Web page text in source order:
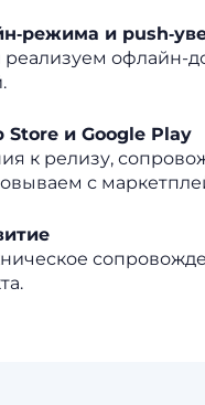
и
офлайн-
и Google Play
к релизу,
с